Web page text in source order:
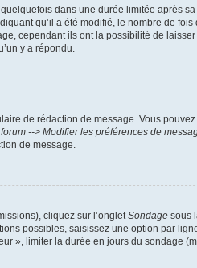
dans une durée limitée après
qu’il a été modifié, le nombre de fois
cependant ils ont la possibilité de
y a répondu.
de rédaction de message. Vous
--> Modifier les préférences de
de message.
cliquez sur l’ongletSondage sous
possibles, saisissez une option par
», limiter la durée en jours du sondage